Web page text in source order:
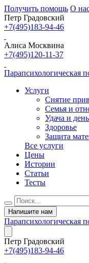
Получить помощь О
Петр Градовский
+7(495)183-94-46
Алиса Москвина
+7(495)120-11-37
Парапсихологическая
Услуги
Снятие
Семья и
Удача и
Здоровье
Защита
Все услуги
Цены
Истории
Статьи
Тесты
Напишите нам
Парапсихологическая
Петр Градовский
+7(495)183-94-46